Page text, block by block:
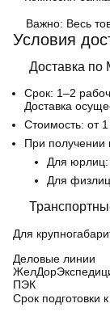
Важно: Весь
Условия
Доставка по
Срок: 1–2
Доставка
Стоимость: от
При получении
Для юрлиц:
Для
Для
Деловые линии
ПЭК
Срок подготовки к